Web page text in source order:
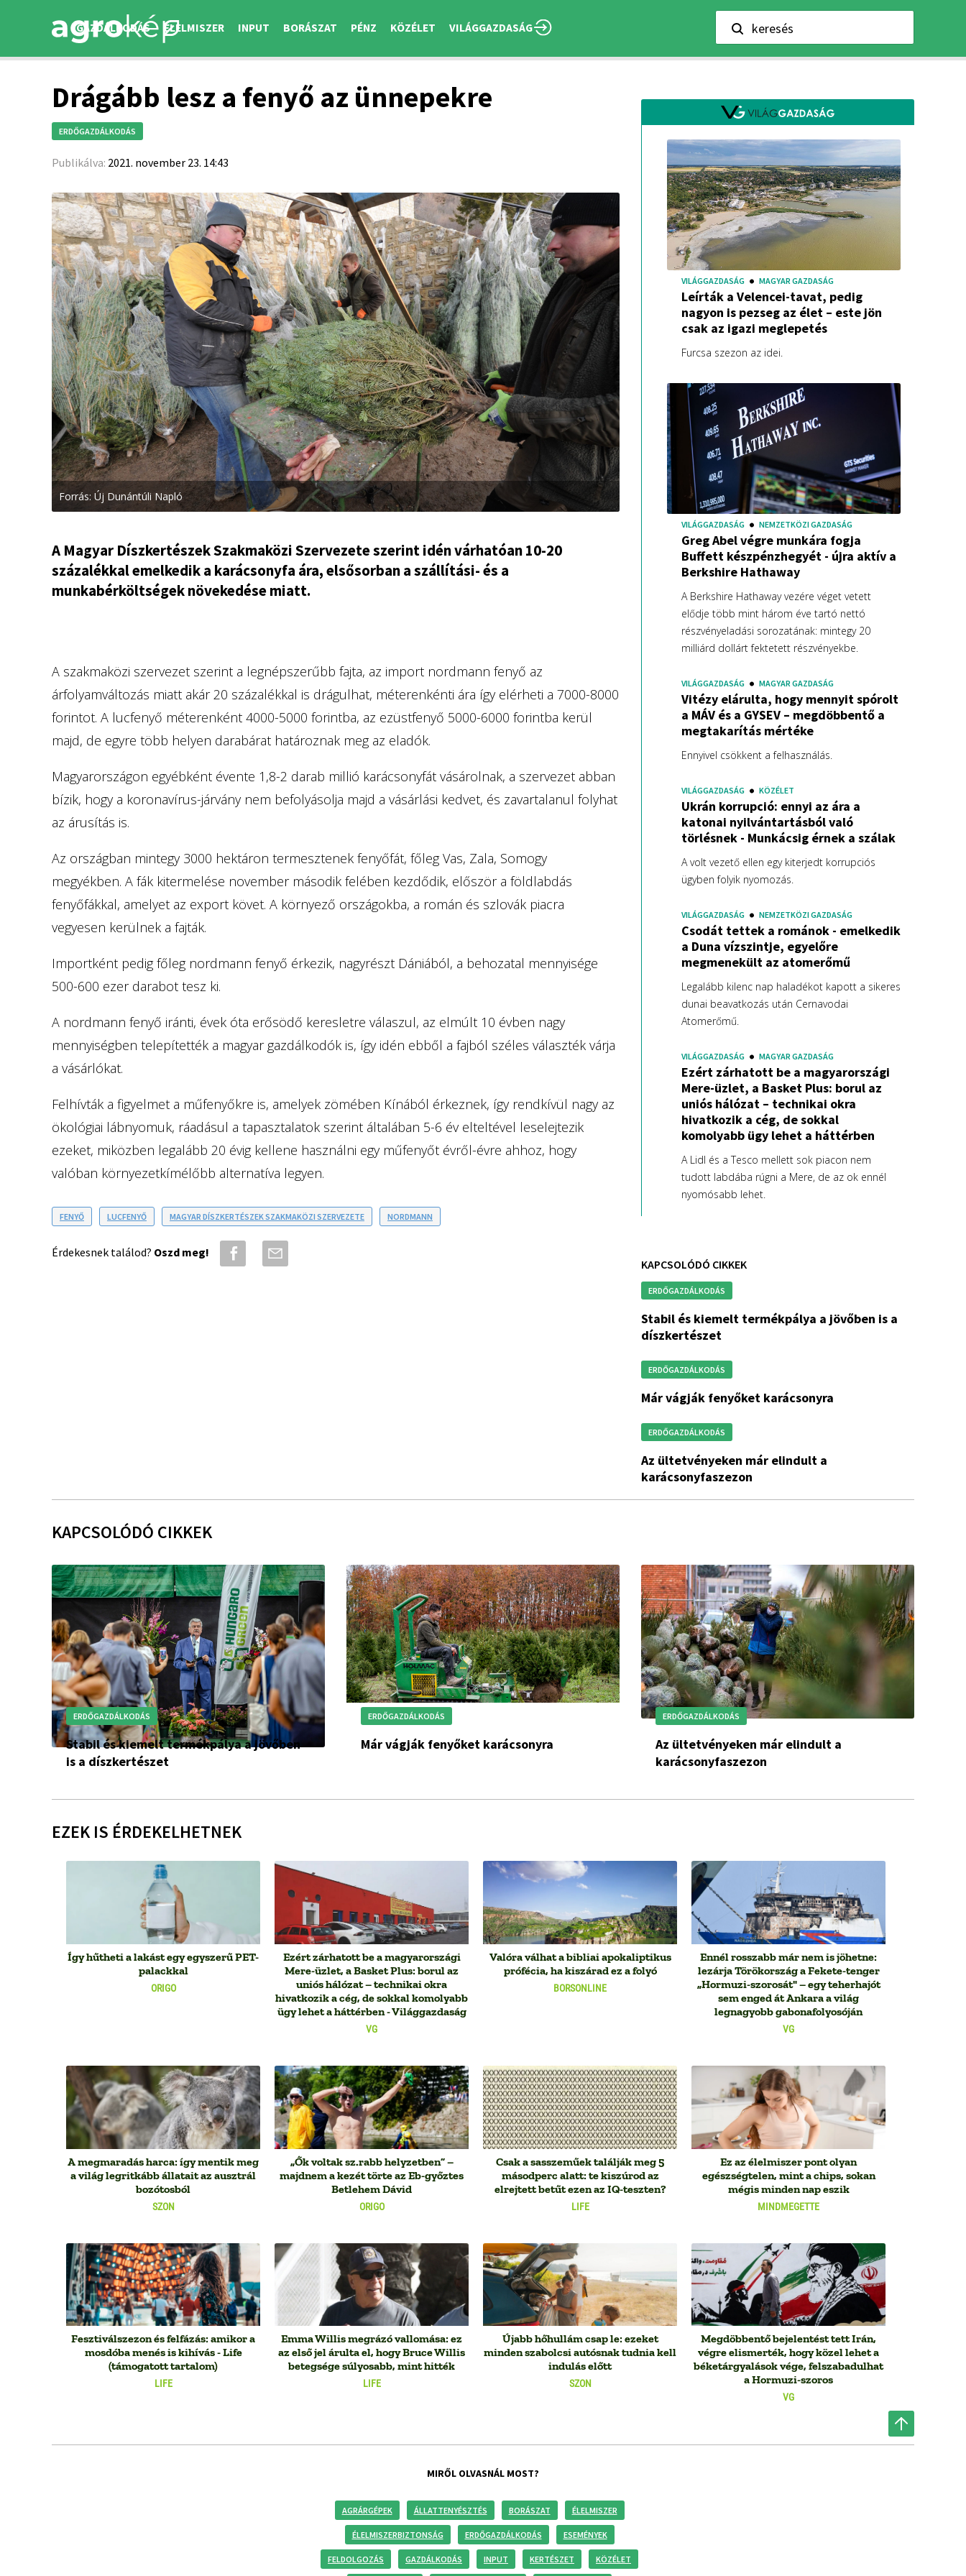
GAZDÁLKODÁS ÉLELMISZER INPUT BORÁSZAT PÉNZ KÖZÉLET VILÁGGAZDASÁG keresés
Drágább lesz a fenyő az ünnepekre
ERDŐGAZDÁLKODÁS
Publikálva: 2021. november 23. 14:43
Forrás: Új Dunántúli Napló
A Magyar Díszkertészek Szakmaközi Szervezete szerint idén várhatóan 10-20
százalékkal emelkedik a karácsonyfa ára, elsősorban a szállítási- és a
munkabérköltségek növekedése miatt.
A szakmaközi szervezet szerint a legnépszerűbb fajta, az import nordmann fenyő az
árfolyamváltozás miatt akár 20 százalékkal is drágulhat, méterenkénti ára így elérheti a 7000-8000
forintot. A lucfenyő méterenként 4000-5000 forintba, az ezüstfenyő 5000-6000 forintba kerül
majd, de egyre több helyen darabárat határoznak meg az eladók.
Magyarországon egyébként évente 1,8-2 darab millió karácsonyfát vásárolnak, a szervezet abban
bízik, hogy a koronavírus-járvány nem befolyásolja majd a vásárlási kedvet, és zavartalanul folyhat
az árusítás is.
Az országban mintegy 3000 hektáron termesztenek fenyőfát, főleg Vas, Zala, Somogy
megyékben. A fák kitermelése november második felében kezdődik, először a földlabdás
fenyőfákkal, amelyet az export követ. A környező országokba, a román és szlovák piacra
vegyesen kerülnek a fajták.
Importként pedig főleg nordmann fenyő érkezik, nagyrészt Dániából, a behozatal mennyisége
500-600 ezer darabot tesz ki.
A nordmann fenyő iránti, évek óta erősödő keresletre válaszul, az elmúlt 10 évben nagy
mennyiségben telepítették a magyar gazdálkodók is, így idén ebből a fajból széles választék várja
a vásárlókat.
Felhívták a figyelmet a műfenyőkre is, amelyek zömében Kínából érkeznek, így rendkívül nagy az
ökológiai lábnyomuk, ráadásul a tapasztalatok szerint általában 5-6 év elteltével leselejtezik
ezeket, miközben legalább 20 évig kellene használni egy műfenyőt évről-évre ahhoz, hogy
valóban környezetkímélőbb alternatíva legyen.
FENYŐ LUCFENYŐ MAGYAR DÍSZKERTÉSZEK SZAKMAKÖZI SZERVEZETE NORDMANN
Érdekesnek találod? Oszd meg!
VILÁGGAZDASÁG MAGYAR GAZDASÁG
Leírták a Velencei-tavat, pedig
nagyon is pezseg az élet – este jön
csak az igazi meglepetés
Furcsa szezon az idei.
VILÁGGAZDASÁG NEMZETKÖZI GAZDASÁG
Greg Abel végre munkára fogja
Buffett készpénzhegyét - újra aktív a
Berkshire Hathaway
A Berkshire Hathaway vezére véget vetett
elődje több mint három éve tartó nettó
részvényeladási sorozatának: mintegy 20
milliárd dollárt fektetett részvényekbe.
VILÁGGAZDASÁG MAGYAR GAZDASÁG
Vitézy elárulta, hogy mennyit spórolt
a MÁV és a GYSEV – megdöbbentő a
megtakarítás mértéke
Ennyivel csökkent a felhasználás.
VILÁGGAZDASÁG KÖZÉLET
Ukrán korrupció: ennyi az ára a
katonai nyilvántartásból való
törlésnek - Munkácsig érnek a szálak
A volt vezető ellen egy kiterjedt korrupciós
ügyben folyik nyomozás.
VILÁGGAZDASÁG NEMZETKÖZI GAZDASÁG
Csodát tettek a románok - emelkedik
a Duna vízszintje, egyelőre
megmenekült az atomerőmű
Legalább kilenc nap haladékot kapott a sikeres
dunai beavatkozás után Cernavodai
Atomerőmű.
VILÁGGAZDASÁG MAGYAR GAZDASÁG
Ezért zárhatott be a magyarországi
Mere-üzlet, a Basket Plus: borul az
uniós hálózat – technikai okra
hivatkozik a cég, de sokkal
komolyabb ügy lehet a háttérben
A Lidl és a Tesco mellett sok piacon nem
tudott labdába rúgni a Mere, de az ok ennél
nyomósabb lehet.
KAPCSOLÓDÓ CIKKEK
ERDŐGAZDÁLKODÁS
stabil és kiemelt termékpálya a jövőben is a
díszkertészet
ERDŐGAZDÁLKODÁS
már vágják fenyőket karácsonyra
ERDŐGAZDÁLKODÁS
az ültetvényeken már elindult a
karácsonyfaszezon
KAPCSOLÓDÓ CIKKEK
ERDŐGAZDÁLKODÁS
Stabil és kiemelt termékpálya a jövőben
is a díszkertészet
ERDŐGAZDÁLKODÁS
Már vágják fenyőket karácsonyra
ERDŐGAZDÁLKODÁS
Az ültetvényeken már elindult a
karácsonyfaszezon
EZEK IS ÉRDEKELHETNEK
ORIGO
Így hűtheti a lakást egy egyszerű PET-
palackkal
VG
Ezért zárhatott be a magyarországi
Mere-üzlet, a Basket Plus: borul az
uniós hálózat – technikai okra
hivatkozik a cég, de sokkal komolyabb
ügy lehet a háttérben - Világgazdaság
BORSONLINE
Valóra válhat a bibliai apokaliptikus
prófécia, ha kiszárad ez a folyó
VG
Ennél rosszabb már nem is jöhetne:
lezárja Törökország a Fekete-tenger
„Hormuzi-szorosát" – egy teherhajót
sem enged át Ankara a világ
legnagyobb gabonafolyosóján
SZON
A megmaradás harca: így mentik meg
a világ legritkább állatait az ausztrál
bozótosból
ORIGO
„Ők voltak sz.rabb helyzetben” –
majdnem a kezét törte az Eb-győztes
Betlehem Dávid
LIFE
Csak a sasszeműek találják meg 5
másodperc alatt: te kiszúrod az
elrejtett betűt ezen az IQ-teszten?
MINDMEGETTE
Ez az élelmiszer pont olyan
egészségtelen, mint a chips, sokan
mégis minden nap eszik
LIFE
Fesztiválszezon és felfázás: amikor a
mosdóba menés is kihívás - Life
(támogatott tartalom)
LIFE
Emma Willis megrázó vallomása: ez
az első jel árulta el, hogy Bruce Willis
betegsége súlyosabb, mint hitték
SZON
Újabb hőhullám csap le: ezeket
minden szabolcsi autósnak tudnia kell
indulás előtt
VG
Megdöbbentő bejelentést tett Irán,
végre elismerték, hogy közel lehet a
béketárgyalások vége, felszabadulhat
a Hormuzi-szoros
MIRŐL OLVASNÁL MOST?
AGRÁRGÉPEK ÁLLATTENYÉSZTÉS BORÁSZAT ÉLELMISZER
ÉLELMISZERBIZTONSÁG ERDŐGAZDÁLKODÁS ESEMÉNYEK
FELDOLGOZÁS GAZDÁLKODÁS INPUT KERTÉSZET KÖZÉLET